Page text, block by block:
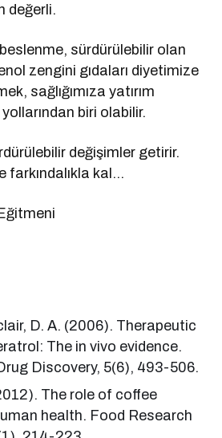
değerli.
sürdürülebilir olan
zengini gıdaları diyetimize
sağlığımıza yatırım
biri olabilir.
değişimler getirir.
farkındalıkla kal…
D. A. (2006). Therapeutic
The in vivo evidence.
Discovery, 5(6), 493-506.
The role of coffee
health. Food Research